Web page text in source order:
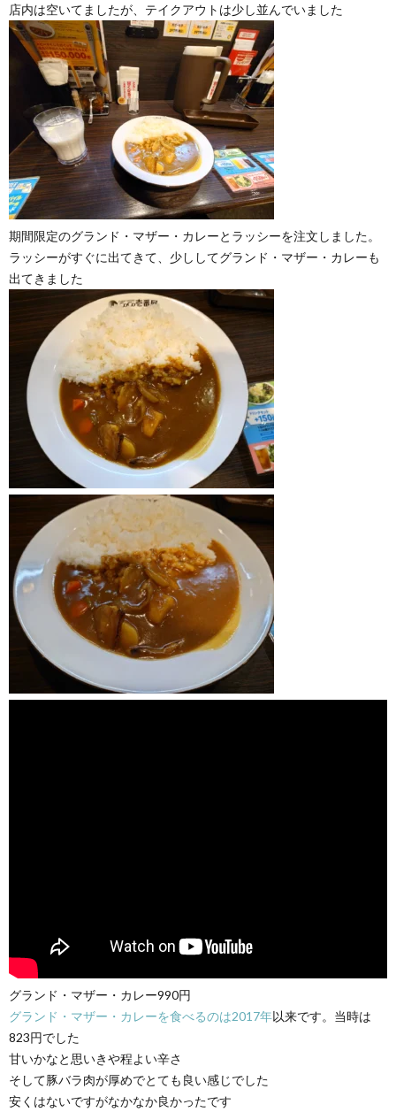
店内は空いてましたが、テイクアウトは少し並んでいました
期間限定のグランド・マザー・カレーとラッシーを注文しました。
ラッシーがすぐに出てきて、少ししてグランド・マザー・カレーも
出てきました
グランド・マザー・カレー990円
グランド・マザー・カレーを食べるのは2017年以来です。当時は
823円でした
甘いかなと思いきや程よい辛さ
そして豚バラ肉が厚めでとても良い感じでした
安くはないですがなかなか良かったです